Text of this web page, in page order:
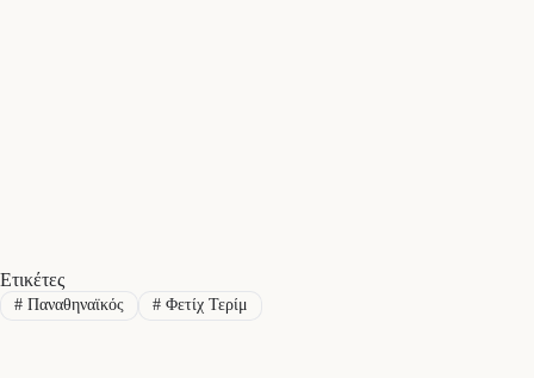
Ετικέτες
#Παναθηναϊκός #Φετίχ Τερίμ